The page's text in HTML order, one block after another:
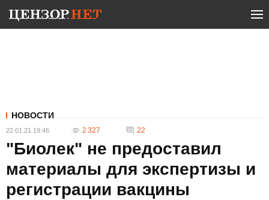
НОВОСТИ
22.01.21 19:46 2 327 22
"Биолек" не предоставил
материалы для экспертизы и
регистрации вакцины